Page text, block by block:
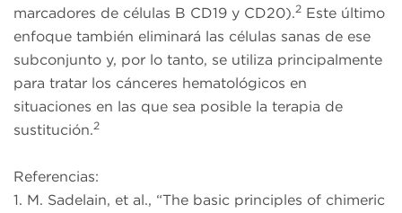
marcadores de células B CD19 y CD20).2 Este último
enfoque también eliminará las células sanas de ese
subconjunto y, por lo tanto, se utiliza principalmente
para tratar los cánceres hematológicos en
situaciones en las que sea posible la terapia de
sustitución.2
Referencias:
1. M. Sadelain, et al., “The basic principles of chimeric